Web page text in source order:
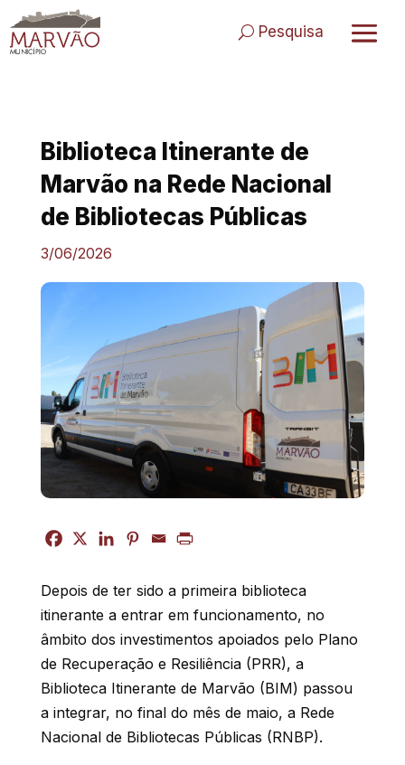
to
content
Pesquisa
Biblioteca Itinerante de
Marvão na Rede Nacional
de Bibliotecas Públicas
3/06/2026
Depois de ter sido a primeira biblioteca
itinerante a entrar em funcionamento, no
âmbito dos investimentos apoiados pelo Plano
de Recuperação e Resiliência (PRR), a
Biblioteca Itinerante de Marvão (BIM) passou
a integrar, no final do mês de maio, a Rede
Nacional de Bibliotecas Públicas (RNBP).